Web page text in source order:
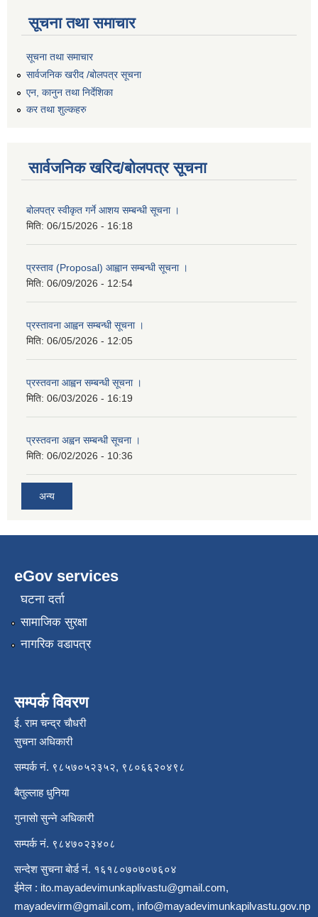
सूचना तथा समाचार
सूचना तथा समाचार
सार्वजनिक खरीद /बोलपत्र सूचना
एन, कानुन तथा निर्देशिका
कर तथा शुल्कहरु
सार्वजनिक खरिद/बोलपत्र सूचना
बोलपत्र स्वीकृत गर्ने आशय सम्बन्धी सूचना ।
मिति: 06/15/2026 - 16:18
प्रस्ताव (Proposal) आह्वान सम्बन्धी सूचना ।
मिति: 06/09/2026 - 12:54
प्रस्तावना आह्वन सम्बन्धी सूचना ।
मिति: 06/05/2026 - 12:05
प्रस्तवना आह्वन सम्बन्धी सूचना ।
मिति: 06/03/2026 - 16:19
प्रस्तवना अह्वन सम्बन्धी सूचना ।
मिति: 06/02/2026 - 10:36
अन्य
eGov services
घटना दर्ता
सामाजिक सुरक्षा
नागरिक वडापत्र
सम्पर्क विवरण
ई. राम चन्द्र चाैधरी
सुचना अधिकारी
सम्पर्क नं. ९८५७०५२३५२, ९८०६६२०४९८
बैतुल्लाह धुनिया
गुनासाे सुन्ने अधिकारी
सम्पर्क नं. ९८४७०२३४०८
सन्देश सुचना बाेर्ड नं. १६१८०७०७०७६०४
ईमेल : ito.mayadevimunkaplivastu@gmail.com,
mayadevirm@gmail.com, info@mayadevimunkapilvastu.gov.np